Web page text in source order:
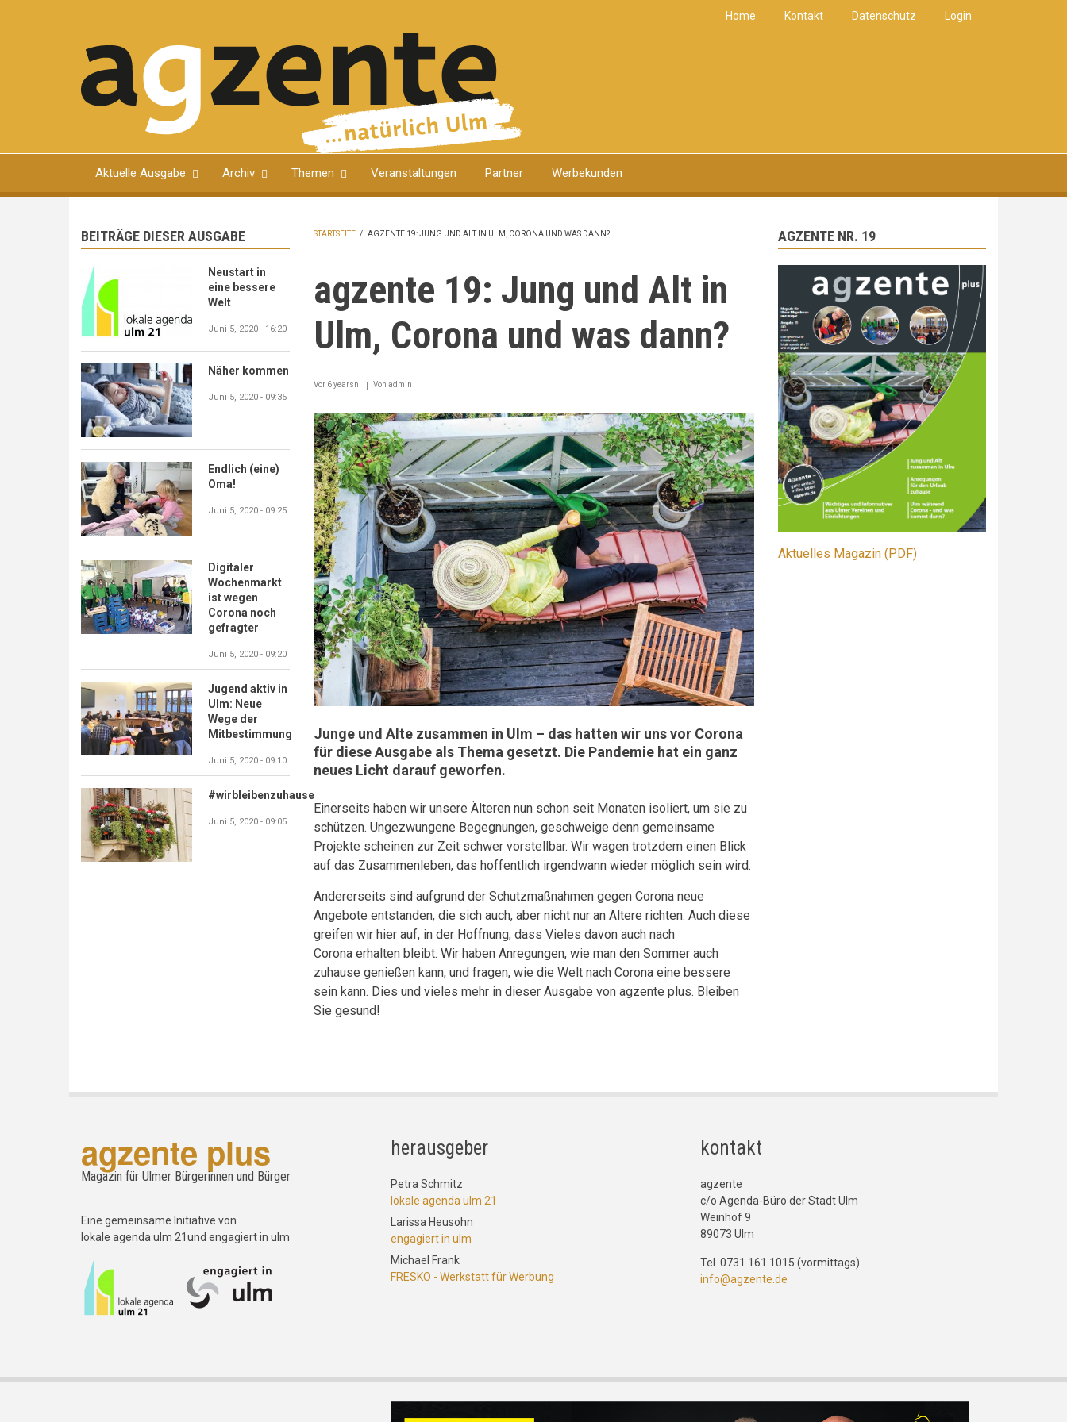
Home Kontakt Datenschutz Login
Aktuelle Ausgabe Archiv Themen Veranstaltungen Partner Werbekunden
BEITRÄGE DIESER AUSGABE
Neustart in
eine bessere
Welt
Juni 5, 2020 - 16:20
Näher kommen
Juni 5, 2020 - 09:35
Endlich (eine)
Oma!
Juni 5, 2020 - 09:25
Digitaler
Wochenmarkt
ist wegen
Corona noch
gefragter
Juni 5, 2020 - 09:20
Jugend aktiv in
Ulm: Neue
Wege der
Mitbestimmung
Juni 5, 2020 - 09:10
#wirbleibenzuhause
Juni 5, 2020 - 09:05
STARTSEITE / AGZENTE 19: JUNG UND ALT IN ULM, CORONA UND WAS DANN?
agzente 19: Jung und Alt in
Ulm, Corona und was dann?
Vor 6 yearsn Von admin
Junge und Alte zusammen in Ulm – das hatten wir uns vor Corona
für diese Ausgabe als Thema gesetzt. Die Pandemie hat ein ganz
neues Licht darauf geworfen.
Einerseits haben wir unsere Älteren nun schon seit Monaten isoliert, um sie zu
schützen. Ungezwungene Begegnungen, geschweige denn gemeinsame
Projekte scheinen zur Zeit schwer vorstellbar. Wir wagen trotzdem einen Blick
auf das Zusammenleben, das hoffentlich irgendwann wieder möglich sein wird.
Andererseits sind aufgrund der Schutzmaßnahmen gegen Corona neue
Angebote entstanden, die sich auch, aber nicht nur an Ältere richten. Auch diese
greifen wir hier auf, in der Hoffnung, dass Vieles davon auch nach
Corona erhalten bleibt. Wir haben Anregungen, wie man den Sommer auch
zuhause genießen kann, und fragen, wie die Welt nach Corona eine bessere
sein kann. Dies und vieles mehr in dieser Ausgabe von agzente plus. Bleiben
Sie gesund!
AGZENTE NR. 19
Aktuelles Magazin (PDF)
agzente plus
Magazin für Ulmer Bürgerinnen und Bürger
Eine gemeinsame Initiative von
lokale agenda ulm 21und engagiert in ulm
herausgeber
Petra Schmitz
lokale agenda ulm 21
Larissa Heusohn
engagiert in ulm
Michael Frank
FRESKO - Werkstatt für Werbung
kontakt
agzente
c/o Agenda-Büro der Stadt Ulm
Weinhof 9
89073 Ulm
Tel. 0731 161 1015 (vormittags)
info@agzente.de